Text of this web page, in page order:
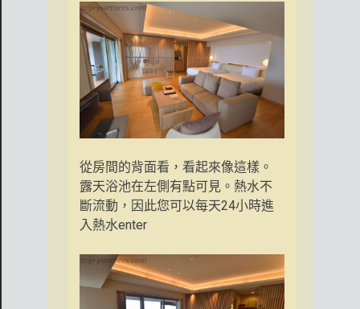
從房間的背面看，看起來像這樣。
露天浴池在左側有點可見。熱水不
斷流動，因此您可以每天24小時進
入熱水enter